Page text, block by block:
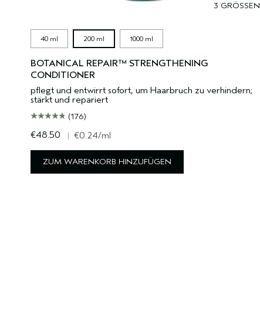
3 GRÖSSEN
40 ml 200 ml 1000 ml
BOTANICAL REPAIR™ STRENGTHENING
CONDITIONER
pflegt und entwirrt sofort, um Haarbruch zu verhindern;
stärkt und repariert
(176)
€48.50 | €0.24/ml
ZUM WARENKORB HINZUFÜGEN